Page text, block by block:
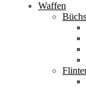
Waffen